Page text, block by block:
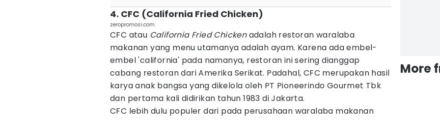
4. CFC (California Fried Chicken)
zeropromosi.com
CFC atau California Fried Chickenadalah restoran waralaba
makanan yang menu utamanya adalah ayam. Karena ada embel-
embel 'california' pada namanya, restoran ini sering dianggap
cabang restoran dari Amerika Serikat. Padahal, CFC merupakan hasil
karya anak bangsa yang dikelola oleh PT Pioneerindo Gourmet Tbk
dan pertama kali didirikan tahun 1983 di Jakarta.
CFC lebih dulu populer dari pada perusahaan waralaba makanan
More